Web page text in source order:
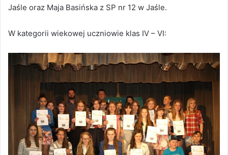
Jaśle oraz Maja Basińska z SP nr 12 w Jaśle.
W kategorii wiekowej uczniowie klas IV – VI: